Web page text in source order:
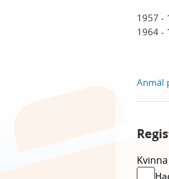
1957 -
1964 -
Anmäl
Kvinna